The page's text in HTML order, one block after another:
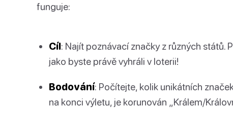
funguje:
Cíl: Najít poznávací značky z různých států.
jako byste právě vyhráli v loterii!
Bodování: Počítejte, kolik unikátních
na konci výletu, je korunován „Králem/